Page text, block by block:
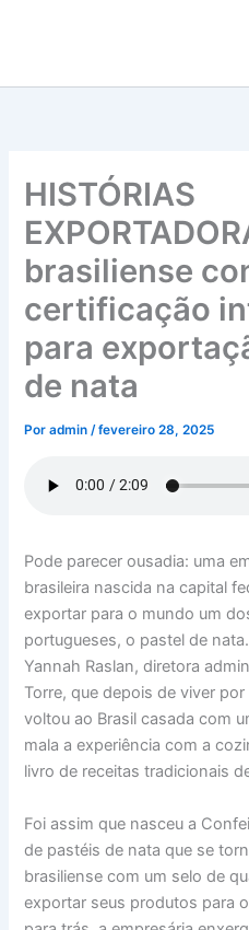
conteúdo
HISTÓRIAS
brasiliense
certificação
para
de nata
Poradmin/fevereiro 28, 2025
Pode parecer ousadia: uma
brasileira nascida na capital
exportar para o mundo um
portugueses, o pastel de
Yannah Raslan, diretora
Torre, que depois de viver por
voltou ao Brasil casada com
mala a experiência com a
livro de receitas tradicionais
Foi assim que nasceu a
de pastéis de nata que se
brasiliense com um selo de
exportar seus produtos para